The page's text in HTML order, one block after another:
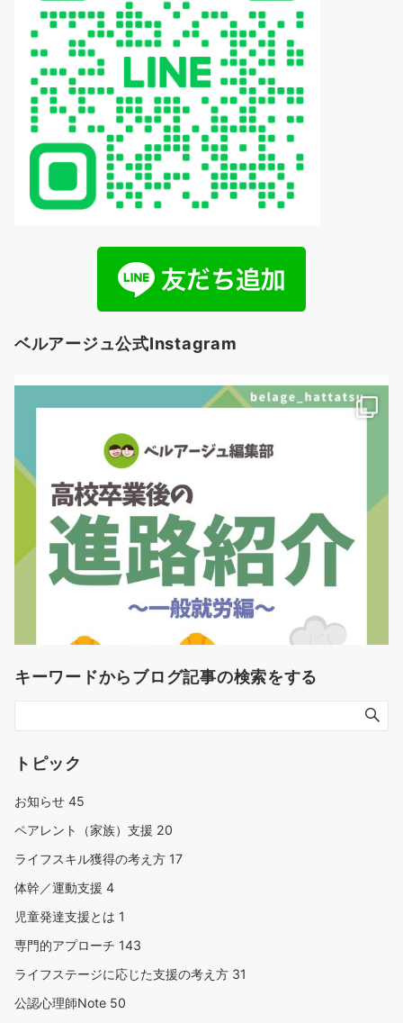
ベルアージュ公式Instagram
キーワードからブログ記事の検索をする
トピック
お知らせ 45
ペアレント（家族）支援 20
ライフスキル獲得の考え方 17
体幹／運動支援 4
児童発達支援とは 1
専門的アプローチ 143
ライフステージに応じた支援の考え方 31
公認心理師Note 50